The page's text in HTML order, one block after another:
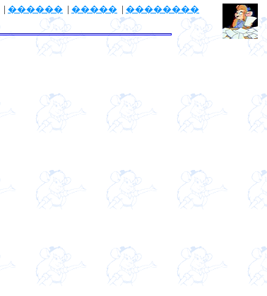
| ������ | ����� | ��������